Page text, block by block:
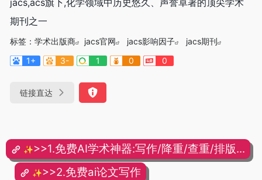
期刊之一
标签： 学术出版商 jacs官网 jacs影响因子
jacs期刊
1+
3- 1 0 0
链接直达
✨>>1.免费AI学术神器:写作/降重/查重/排版...
✨>>2.免费ai论文写作